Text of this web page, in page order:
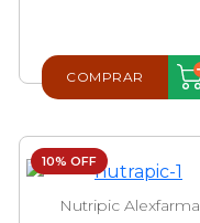
COMPRAR
10% OFF
Nutripic Alexfarma